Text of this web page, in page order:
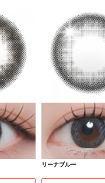
リーナブルー